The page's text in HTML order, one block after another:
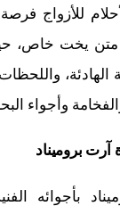
للأزواج
متن يخت خاص،
الهادئة،
وأجواء
بروميناد
بأجوائه